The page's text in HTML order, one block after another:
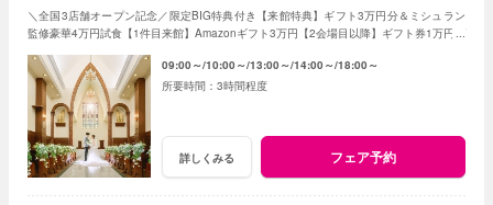
＼全国3店舗オープン記念／限定BIG特典付き【来館特典】ギフト3万円分＆ミシュラン
監修豪華4万円試食【1件目来館】Amazonギフト3万円【2会場目以降】ギフト券1万円プ
09:00～ 10:00～ 13:00～ 14:00～ 18:00～
3時間程度
詳しくみる フェア予約